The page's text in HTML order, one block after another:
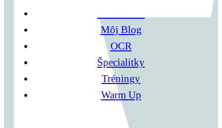
Môj Blog
OCR
Špecialitky
Tréningy
Warm Up